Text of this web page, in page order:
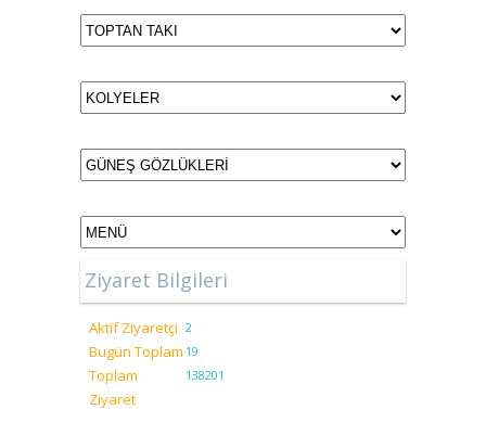
Ziyaret Bilgileri
Aktif Ziyaretçi 2
Bugün Toplam 19
Toplam
Ziyaret
138201